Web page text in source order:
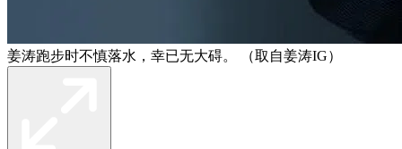
姜涛跑步时不慎落水，幸已无大碍。 （取自姜涛IG）